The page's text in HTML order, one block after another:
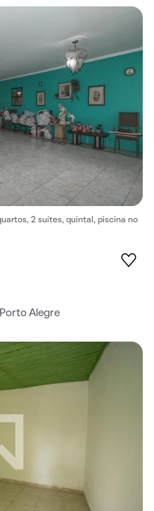
2 suítes, quintal, piscina no
Alegre